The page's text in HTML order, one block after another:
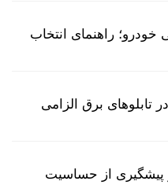
راهنمای انتخاب
تابلوهای برق الزامی
پیشگیری از حساسیت